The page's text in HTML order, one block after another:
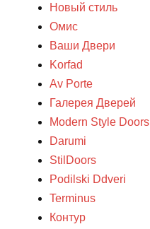
Новый стиль
Омис
Ваши Двери
Korfad
Av Porte
Галерея Дверей
Modern Style Doors
Darumi
StilDoors
Podilski Ddveri
Terminus
Контур